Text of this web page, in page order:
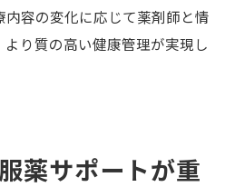
容の変化に応じて薬剤師と情
り質の高い健康管理が実現し
薬サポートが重